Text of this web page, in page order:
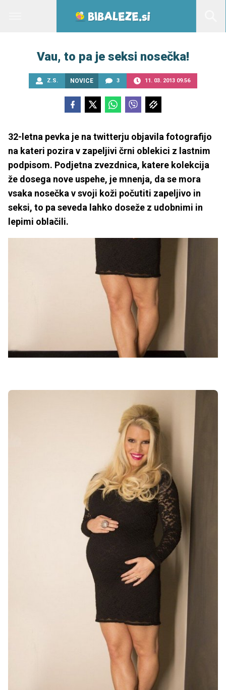
Vau, to pa je seksi nosečka!
Z.S. NOVICE 3 11. 03. 2013 09.56
32-letna pevka je na twitterju objavila fotografijo
na kateri pozira v zapeljivi črni oblekici z lastnim
podpisom. Podjetna zvezdnica, katere kolekcija
že dosega nove uspehe, je mnenja, da se mora
vsaka nosečka v svoji koži počutiti zapeljivo in
seksi, to pa seveda lahko doseže z udobnimi in
lepimi oblačili.